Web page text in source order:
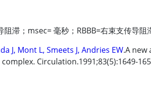
阻滞；msec= 毫秒；RBBB=右束支传导阻
J, Mont L, Smeets J, Andries EW.A
Circulation.1991;83(5):1649-